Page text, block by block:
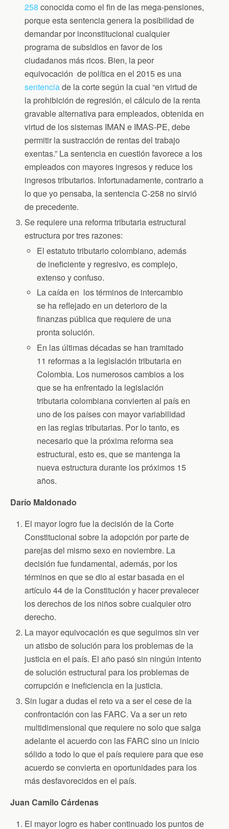
258conocida como el fin de las mega-pensiones,
porque esta sentencia genera la posibilidad de
demandar por inconstitucional cualquier
programa de subsidios en favor de los
ciudadanos más ricos. Bien, la peor
equivocación de política en el 2015 es una
sentenciade la corte según la cual “en virtud de
la prohibición de regresión, el cálculo de la renta
gravable alternativa para empleados, obtenida en
virtud de los sistemas IMAN e IMAS-PE, debe
permitir la sustracción de rentas del trabajo
exentas.” La sentencia en cuestión favorece a los
empleados con mayores ingresos y reduce los
ingresos tributarios. Infortunadamente, contrario a
lo que yo pensaba, la sentencia C-258 no sirvió
de precedente.
Se requiere una reforma tributaria estructural
estructura por tres razones:
El estatuto tributario colombiano, además
de ineficiente y regresivo, es complejo,
extenso y confuso.
La caída en los términos de intercambio
se ha reflejado en un deterioro de la
finanzas pública que requiere de una
pronta solución.
En las últimas décadas se han tramitado
11 reformas a la legislación tributaria en
Colombia. Los numerosos cambios a los
que se ha enfrentado la legislación
tributaria colombiana convierten al país en
uno de los países con mayor variabilidad
en las reglas tributarias. Por lo tanto, es
necesario que la próxima reforma sea
estructural, esto es, que se mantenga la
nueva estructura durante los próximos 15
años.
Darío Maldonado
El mayor logro fue la decisión de la Corte
Constitucional sobre la adopción por parte de
parejas del mismo sexo en noviembre. La
decisión fue fundamental, además, por los
términos en que se dio al estar basada en el
artículo 44 de la Constitución y hacer prevalecer
los derechos de los niños sobre cualquier otro
derecho.
La mayor equivocación es que seguimos sin ver
un atisbo de solución para los problemas de la
justicia en el país. El año pasó sin ningún intento
de solución estructural para los problemas de
corrupción e ineficiencia en la justicia.
Sin lugar a dudas el reto va a ser el cese de la
confrontación con las FARC. Va a ser un reto
multidimensional que requiere no solo que salga
adelante el acuerdo con las FARC sino un inicio
sólido a todo lo que el país requiere para que ese
acuerdo se convierta en oportunidades para los
más desfavorecidos en el país.
Juan Camilo Cárdenas
El mayor logro es haber continuado los puntos de